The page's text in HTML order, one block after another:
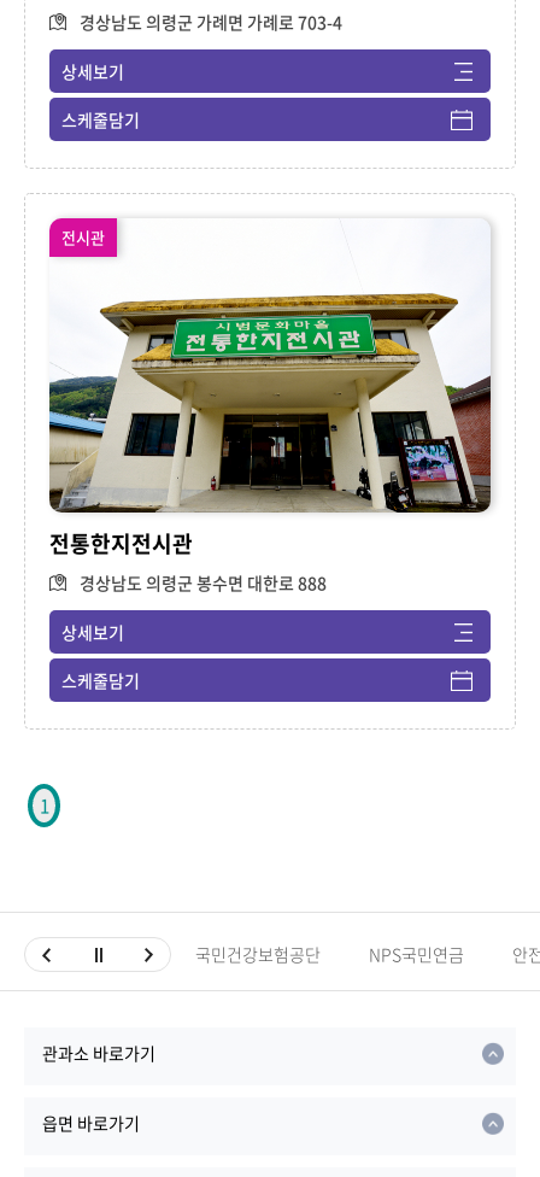
경상남도 의령군 가례면 가례로 703-4
상세보기
스케줄담기
전시관
전통한지전시관
경상남도 의령군 봉수면 대한로 888
상세보기
스케줄담기
1
국민건강보험공단 NPS국민연금 안
관과소 바로가기
읍면 바로가기